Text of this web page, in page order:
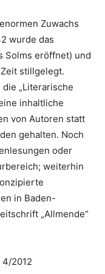
Zuwachs
wurde das
Solms eröffnet) und
stillgelegt.
„Literarische
inhaltliche
von Autoren statt
gehalten. Noch
oder
weiterhin
in Baden-
„Allmende“
2012